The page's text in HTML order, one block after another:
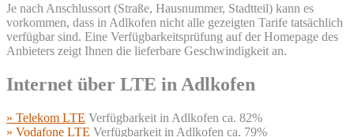
Je nach Anschlussort (Straße, Hausnummer, Stadtteil) kann es
vorkommen, dass in Adlkofen nicht alle gezeigten Tarife tatsächlich
verfügbar sind. Eine Verfügbarkeitsprüfung auf der Homepage des
Anbieters zeigt Ihnen die lieferbare Geschwindigkeit an.
Internet über LTE in Adlkofen
» Telekom LTE Verfügbarkeit in Adlkofen ca. 82%
» Vodafone LTE Verfügbarkeit in Adlkofen ca. 79%